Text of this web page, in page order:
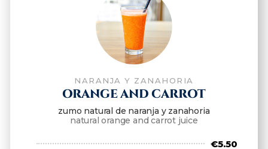
NARANJA Y ZANAHORIA
ORANGE AND CARROT
zumo natural de naranja y zanahoria
natural orange and carrot juice
€5.50